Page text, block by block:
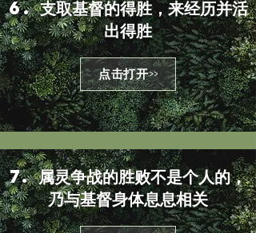
6. 支取基督的得胜，来经历并活
出得胜
点击打开>>
7. 属灵争战的胜败不是个人的，
乃与基督身体息息相关